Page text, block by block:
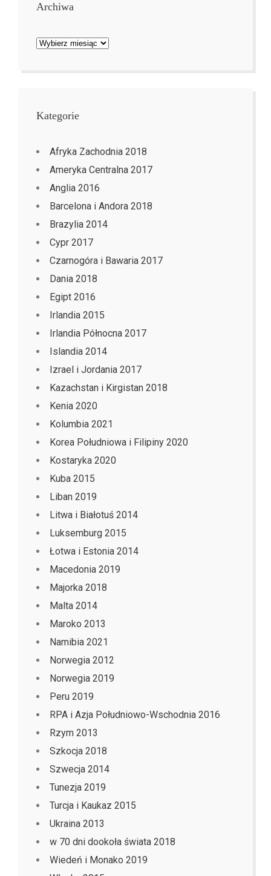
Archiwa
Archiwa
Kategorie
Afryka Zachodnia 2018
Ameryka Centralna 2017
Anglia 2016
Barcelona i Andora 2018
Brazylia 2014
Cypr 2017
Czarnogóra i Bawaria 2017
Dania 2018
Egipt 2016
Irlandia 2015
Irlandia Północna 2017
Islandia 2014
Izrael i Jordania 2017
Kazachstan i Kirgistan 2018
Kenia 2020
Kolumbia 2021
Korea Południowa i Filipiny 2020
Kostaryka 2020
Kuba 2015
Liban 2019
Litwa i Białotuś 2014
Luksemburg 2015
Łotwa i Estonia 2014
Macedonia 2019
Majorka 2018
Malta 2014
Maroko 2013
Namibia 2021
Norwegia 2012
Norwegia 2019
Peru 2019
RPA i Azja Południowo-Wschodnia 2016
Rzym 2013
Szkocja 2018
Szwecja 2014
Tunezja 2019
Turcja i Kaukaz 2015
Ukraina 2013
w 70 dni dookoła świata 2018
Wiedeń i Monako 2019